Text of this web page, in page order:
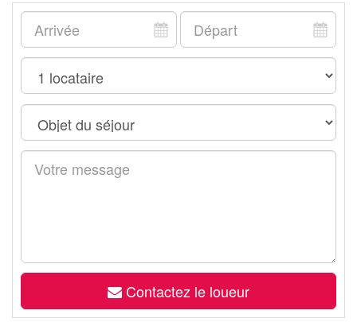
Contactez le loueur